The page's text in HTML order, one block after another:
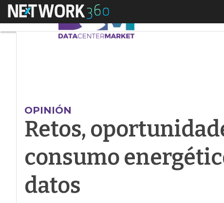
Menú Retos,
OPINIÓN
Retos,
consumo
datos